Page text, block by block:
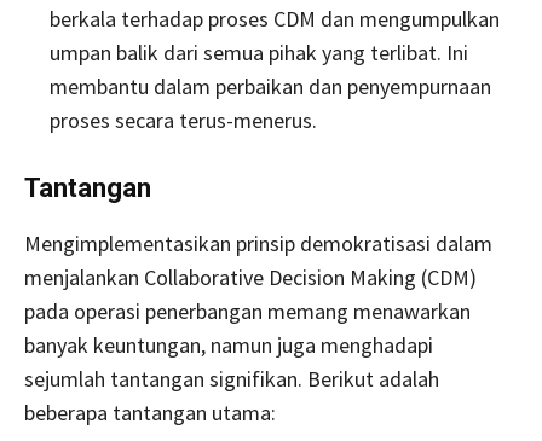
berkala terhadap proses CDM dan mengumpulkan
umpan balik dari semua pihak yang terlibat. Ini
membantu dalam perbaikan dan penyempurnaan
proses secara terus-menerus.
Tantangan
Mengimplementasikan prinsip demokratisasi dalam
menjalankan Collaborative Decision Making (CDM)
pada operasi penerbangan memang menawarkan
banyak keuntungan, namun juga menghadapi
sejumlah tantangan signifikan. Berikut adalah
beberapa tantangan utama: